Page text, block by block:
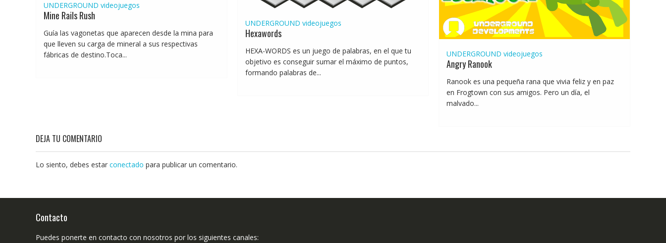
UNDERGROUND videojuegos
Mine Rails Rush
Guía las vagonetas que aparecen desde la mina para
que lleven su carga de mineral a sus respectivas
fábricas de destino.Toca...
UNDERGROUND videojuegos
Hexawords
HEXA-WORDS es un juego de palabras, en el que tu
objetivo es conseguir sumar el máximo de puntos,
formando palabras de...
UNDERGROUND videojuegos
Angry Ranook
Ranook es una pequeña rana que vivia feliz y en paz
en Frogtown con sus amigos. Pero un día, el
malvado...
DEJA TU COMENTARIO
Lo siento, debes estar conectado para publicar un comentario.
Contacto
Puedes ponerte en contacto con nosotros por los siguientes canales: